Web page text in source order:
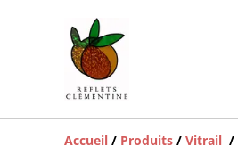
Accueil / Produits / Vitrail /